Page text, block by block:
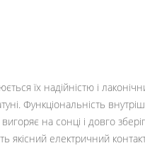
їх надійністю і
Функціональність
на сонці і довго
якісний електричний